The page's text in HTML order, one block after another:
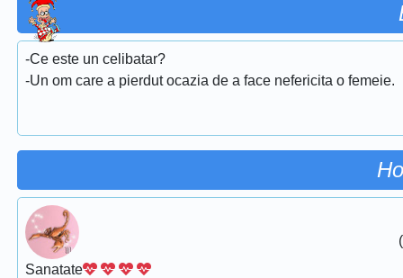
-Ce este un celibatar?
-Un om care a pierdut ocazia de a face nefericita o femeie.
Sanatate